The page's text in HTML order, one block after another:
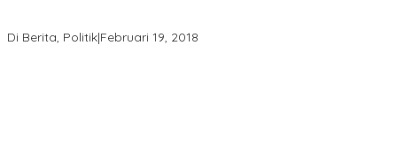
Di Berita, Politik|Februari 19, 2018